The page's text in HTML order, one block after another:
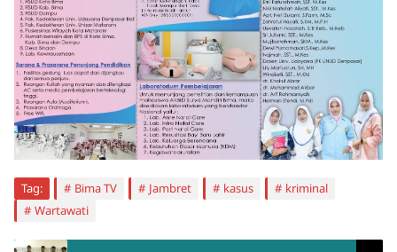
Tag: Bima TV Jambret kasus
kriminal
Wartawati